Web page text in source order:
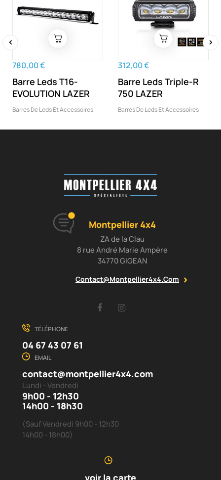
780,00 €
Barre Leds T16-
EVOLUTION LAZER
Barres De Leds Et Accessoires
312,00 €
Barre Leds Triple-R
750 LAZER
Barres De Leds Et Accessoires
‹ ›
Montpellier 4x4
ZA de la Clau
8 rue André Marie Ampère
34770 GIGEAN
Contact@montpellier4x4.com
Facebook
TÉLÉPHONE
04 67 43 07 61
EMAIL
contact@montpellier4x4.com
Lundi - Vendredi
9h00 - 12h30
14h00 - 18h30
(Sauf Vendredi 9h00 - 12h30
14h00 - 18h00)
voir la carte